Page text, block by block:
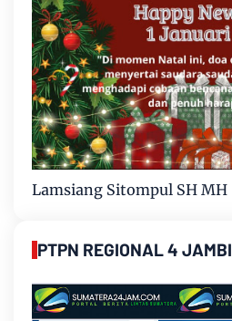
Lamsiang Sitompul SH MH
PTPN REGIONAL 4 JAMBI